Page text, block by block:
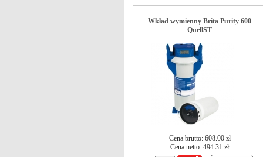
Wkład wymienny Brita Purity 600
QuellST
Cena brutto: 608.00 zł
Cena netto: 494.31 zł